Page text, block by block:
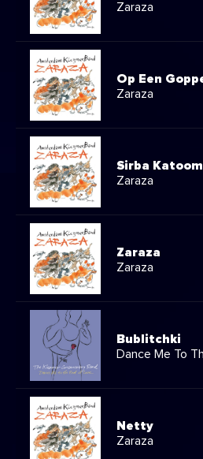
Zaraza
Op Een
Zaraza
Sirba
Zaraza
Zaraza
Zaraza
Bublitchki
Dance Me To
Netty
Zaraza